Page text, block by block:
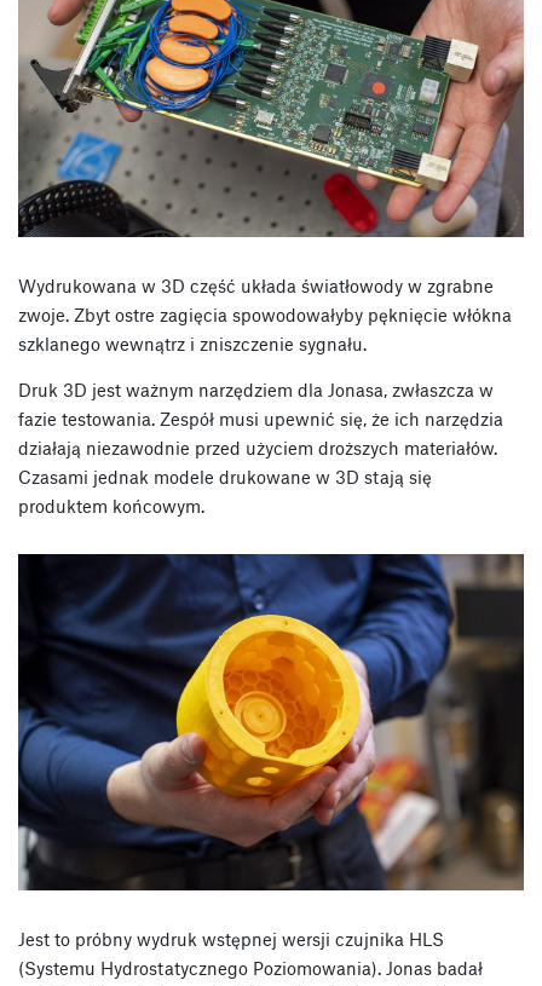
Wydrukowana w 3D część układa światłowody w zgrabne
zwoje. Zbyt ostre zagięcia spowodowałyby pęknięcie włókna
szklanego wewnątrz i zniszczenie sygnału.
Druk 3D jest ważnym narzędziem dla Jonasa, zwłaszcza w
fazie testowania. Zespół musi upewnić się, że ich narzędzia
działają niezawodnie przed użyciem droższych materiałów.
Czasami jednak modele drukowane w 3D stają się
produktem końcowym.
Jest to próbny wydruk wstępnej wersji czujnika HLS
(Systemu Hydrostatycznego Poziomowania). Jonas badał